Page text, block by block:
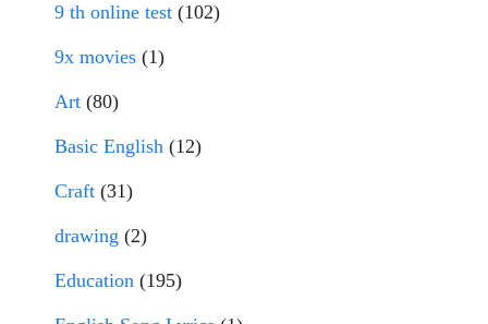
9 th online test (102)
9x movies (1)
Art (80)
Basic English (12)
Craft (31)
drawing (2)
Education (195)